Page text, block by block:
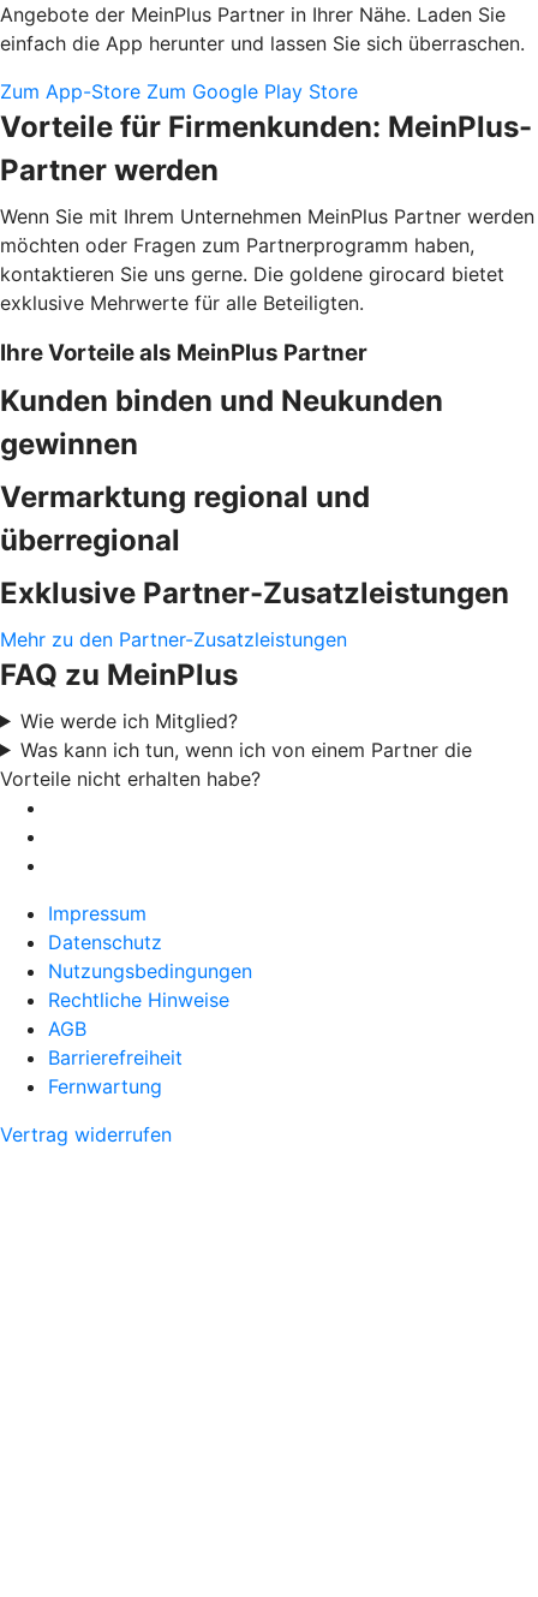
Angebote der MeinPlus Partner in Ihrer Nähe. Laden Sie
einfach die App herunter und lassen Sie sich überraschen.
Zum App-Store Zum Google Play Store
Vorteile für Firmenkunden: MeinPlus-
Partner werden
Wenn Sie mit Ihrem Unternehmen MeinPlus Partner werden
möchten oder Fragen zum Partnerprogramm haben,
kontaktieren Sie uns gerne. Die goldene girocard bietet
exklusive Mehrwerte für alle Beteiligten.
Ihre Vorteile als MeinPlus Partner
Kunden binden und Neukunden
gewinnen
Vermarktung regional und
überregional
Exklusive Partner-Zusatzleistungen
Mehr zu den Partner-Zusatzleistungen
FAQ zu MeinPlus
Wie werde ich Mitglied?
Was kann ich tun, wenn ich von einem Partner die
Vorteile nicht erhalten habe?
Impressum
Datenschutz
Nutzungsbedingungen
Rechtliche Hinweise
AGB
Barrierefreiheit
Fernwartung
Vertrag widerrufen